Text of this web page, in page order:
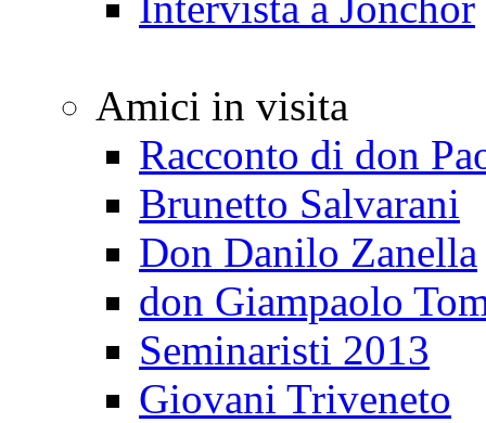
Amici in visita
Racconto di don
Brunetto Salvarani
Don Danilo Zanella
don Giampaolo
Seminaristi 2013
Giovani Triveneto